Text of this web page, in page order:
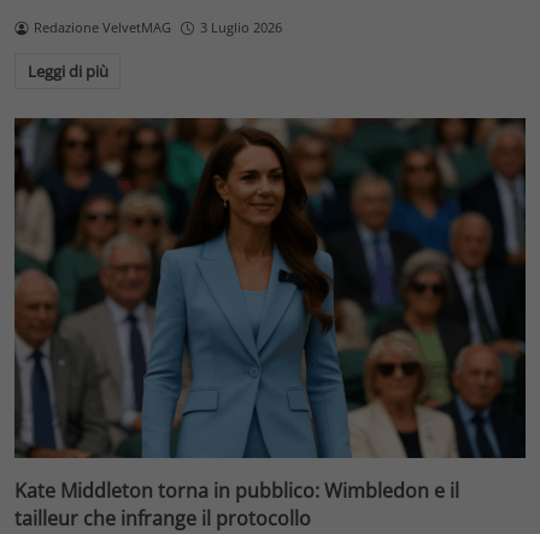
Redazione VelvetMAG 3 Luglio 2026
Leggi di più
Kate Middleton torna in pubblico: Wimbledon e il
tailleur che infrange il protocollo